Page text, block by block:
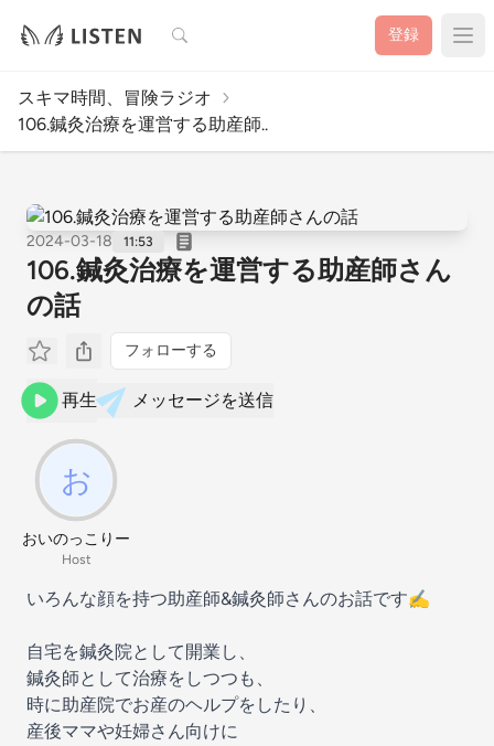
検索 登録
スキマ時間、冒険ラジオ
106.鍼灸治療を運営する助産師..
2024-03-18 11:53
106.鍼灸治療を運営する助産師さん
の話
フォローする
再生 メッセージを送信
おいのっこりー
Host
いろんな顔を持つ助産師&鍼灸師さんのお話です✍️
自宅を鍼灸院として開業し、
鍼灸師として治療をしつつも、
時に助産院でお産のヘルプをしたり、
産後ママや妊婦さん向けに